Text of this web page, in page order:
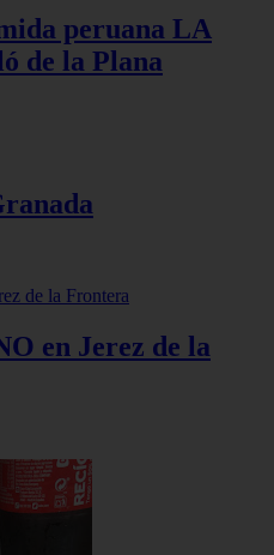
peruana LA
de la Plana
en Jerez de la